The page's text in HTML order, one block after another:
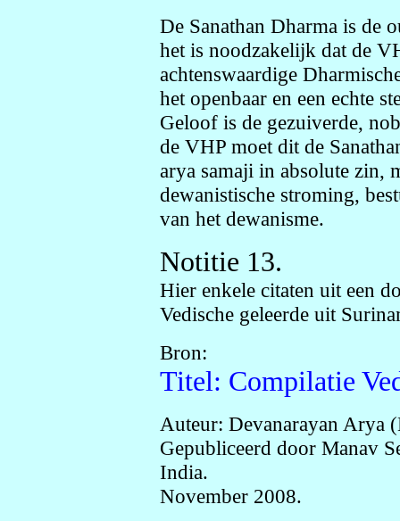
De Sanathan Dharma is de
het is noodzakelijk dat de
achtenswaardige
het openbaar en een echte
Geloof is de gezuiverde,
de VHP moet dit de
arya samaji in absolute zin,
dewanistische stroming,
van het dewanisme.
Notitie 13.
Hier enkele citaten uit een
Vedische geleerde uit
Bron:
Titel: Compilatie
Auteur: Devanarayan Arya
Gepubliceerd door Manav
India.
November 2008.